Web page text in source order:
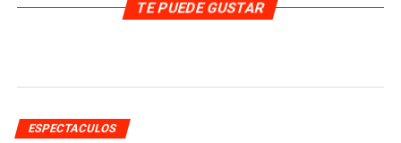
TE PUEDE GUSTAR
ESPECTACULOS